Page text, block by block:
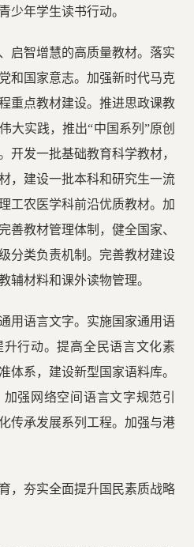
少年学生读书行动。
启智增慧的高质量教材。落实
和国家意志。加强新时代马克
重点教材建设。推进思政课教
大实践，推出“中国系列”原创
开发一批基础教育科学教材，
，建设一批本科和研究生一流
工农医学科前沿优质教材。加
善教材管理体制，健全国家、
分类负责机制。完善教材建设
辅材料和课外读物管理。
用语言文字。实施国家通用语
行动。提高全民语言文化素
体系，建设新型国家语料库。
强网络空间语言文字规范引
传承发展系列工程。加强与港
，夯实全面提升国民素质战略